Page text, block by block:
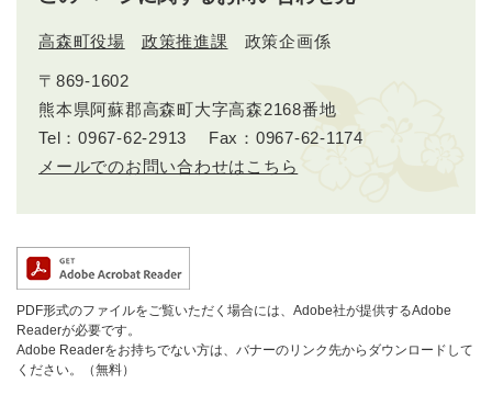
高森町役場 政策推進課 政策企画係
〒869-1602
熊本県阿蘇郡高森町大字高森2168番地
Tel：0967-62-2913
Fax：0967-62-1174
メールでのお問い合わせはこちら
PDF形式のファイルをご覧いただく場合には、Adobe社が提供するAdobe
Readerが必要です。
Adobe Readerをお持ちでない方は、バナーのリンク先からダウンロードして
ください。（無料）